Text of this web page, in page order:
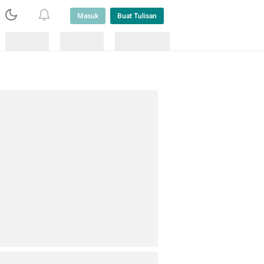
Masuk Buat Tulisan